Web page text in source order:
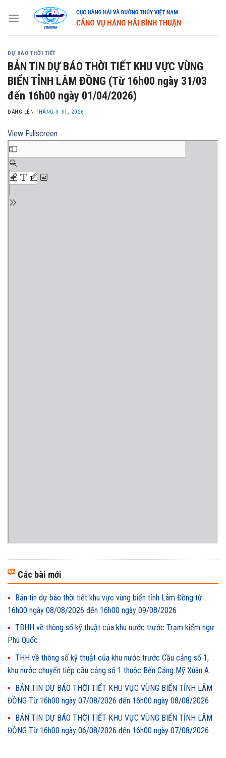
DỰ BÁO THỜI TIẾT
BẢN TIN DỰ BÁO THỜI TIẾT KHU VỰC VÙNG
BIỂN TỈNH LÂM ĐỒNG (Từ 16h00 ngày 31/03
đến 16h00 ngày 01/04/2026)
ĐĂNG LÊNTHÁNG 3 31, 2026
View Fullscreen
Các bài mới
Bản tin dự báo thời tiết khu vực vùng biển tỉnh Lâm Đồng từ
16h00 ngày 08/08/2026 đến 16h00 ngày 09/08/2026
TBHH về thông số kỹ thuật của khu nước trước Trạm kiểm ngư
Phú Quốc
THH về thông số kỹ thuật của khu nước trước Cầu cảng số 1,
khu nước chuyển tiếp cầu cảng số 1 thuộc Bến Cảng Mỹ Xuân A.
BẢN TIN DỰ BÁO THỜI TIẾT KHU VỰC VÙNG BIỂN TỈNH LÂM
ĐỒNG Từ 16h00 ngày 07/08/2026 đến 16h00 ngày 08/08/2026
BẢN TIN DỰ BÁO THỜI TIẾT KHU VỰC VÙNG BIỂN TỈNH LÂM
ĐỒNG Từ 16h00 ngày 06/08/2026 đến 16h00 ngày 07/08/2026